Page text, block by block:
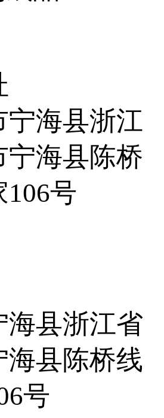
宁海县浙江
宁海县陈桥
号
海县浙江省
海县陈桥线
号